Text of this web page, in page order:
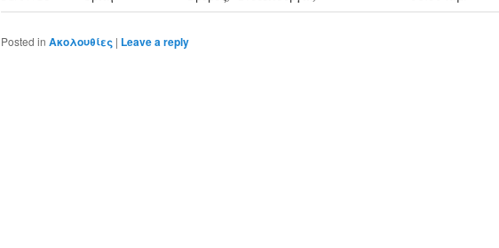
Posted in Ακολουθίες | Leave a reply